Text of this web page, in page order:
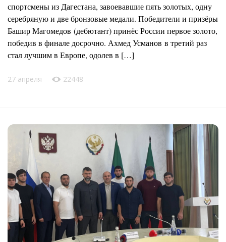
спортсмены из Дагестана, завоевавшие пять золотых, одну
серебряную и две бронзовые медали. Победители и призёры
Башир Магомедов (дебютант) принёс России первое золото,
победив в финале досрочно. Ахмед Усманов в третий раз
стал лучшим в Европе, одолев в […]
27 апреля 22448